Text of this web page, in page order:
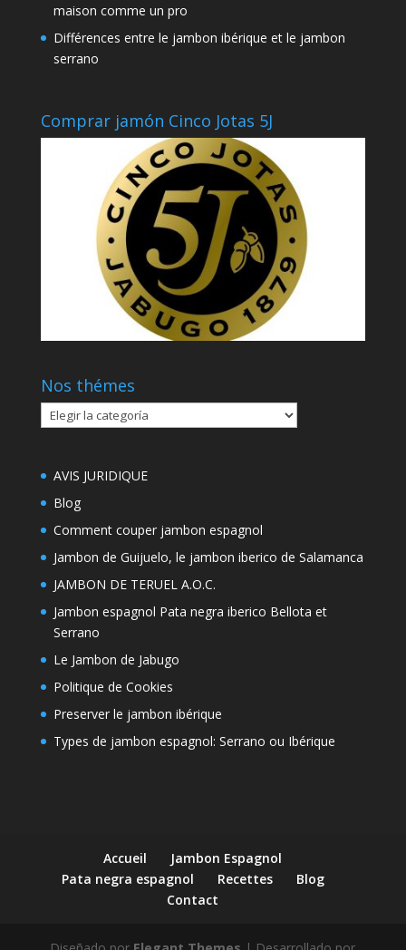
maison comme un pro
Différences entre le jambon ibérique et le jambon
serrano
Comprar jamón Cinco Jotas 5J
Nos thémes
Nos
thémes
AVIS JURIDIQUE
Blog
Comment couper jambon espagnol
Jambon de Guijuelo, le jambon iberico de Salamanca
JAMBON DE TERUEL A.O.C.
Jambon espagnol Pata negra iberico Bellota et
Serrano
Le Jambon de Jabugo
Politique de Cookies
Preserver le jambon ibérique
Types de jambon espagnol: Serrano ou Ibérique
Accueil
Jambon Espagnol
Pata negra espagnol
Recettes
Blog
Contact